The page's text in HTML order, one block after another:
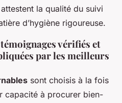
la qualité du suivi
d’hygiène rigoureuse.
vérifiés et
par les meilleurs
sont choisis à la fois
capacité à procurer bien-